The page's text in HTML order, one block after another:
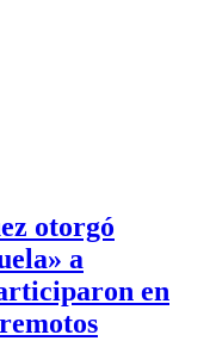
otorgó
a
en